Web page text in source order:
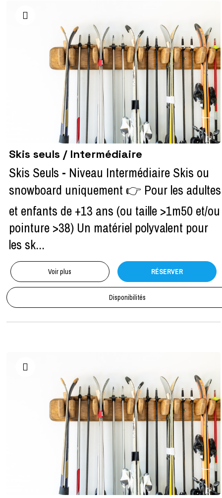
Skis seuls / Intermédiaire
Skis Seuls - Niveau Intermédiaire Skis ou
snowboard uniquement 👉 Pour les adultes
et enfants de +13 ans (ou taille >1m50 et/ou
pointure >38) Un matériel polyvalent pour
les sk...
Voir plus RÉSERVER
Disponibilités